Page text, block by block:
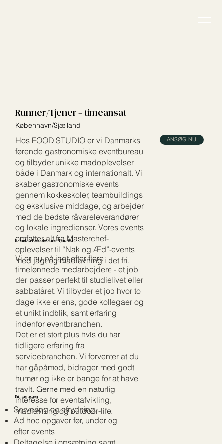
Runner/Tjener - timeansat
København/Sjælland
Hos FOOD STUDIO er vi Danmarks
førende gastronomiske eventbureau
og tilbyder unikke madoplevelser
både i Danmark og internationalt. Vi
skaber gastronomiske events
gennem kokkeskoler, teambuildings
og eksklusive middage, og arbejder
med de bedste råvareleverandører
og lokale ingredienser. Vores events
omfatter alt fra Masterchef-
oplevelser til “Nak og Æd”-events
med jagt og madlavning i det fri.
Bliv en del af Foodstudios Runner/Tjener team
Vi er nu på jagt efter flere
timelønnede medarbejdere - et job
der passer perfekt til studielivet eller
sabbatåret. Vi tilbyder et job hvor to
dage ikke er ens, gode kollegaer og
et unikt indblik, samt erfaring
indenfor eventbranchen.
Det er et stort plus hvis du har
tidligere erfaring fra
servicebranchen. Vi forventer at du
har gåpåmod, bidrager med godt
humør og ikke er bange for at have
travlt. Gerne med en naturlig
interesse for eventafvikling,
madlavning og outdoor-life.
Servering og afrydning
Ad hoc opgaver før, under og
efter events
Deltagelse i opsætning samt
Primære opgaver
ANSØG NU